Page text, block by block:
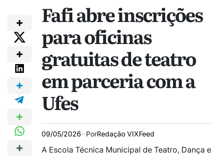
Fafi abre inscrições
para oficinas
gratuitas de teatro
em parceria com a
Ufes
09/05/2026 PorRedação VIXFeed
A Escola Técnica Municipal de Teatro, Dança e